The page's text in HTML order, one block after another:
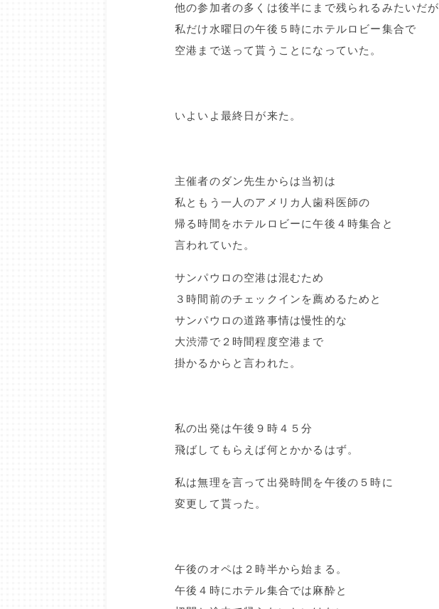
他の参加者の多くは後半にまで残られるみたいだが
私だけ水曜日の午後５時にホテルロビー集合で
空港まで送って貰うことになっていた。
いよいよ最終日が来た。
主催者のダン先生からは当初は
私ともう一人のアメリカ人歯科医師の
帰る時間をホテルロビーに午後４時集合と
言われていた。
サンパウロの空港は混むため
３時間前のチェックインを薦めるためと
サンパウロの道路事情は慢性的な
大渋滞で２時間程度空港まで
掛かるからと言われた。
私の出発は午後９時４５分
飛ばしてもらえば何とかかるはず。
私は無理を言って出発時間を午後の５時に
変更して貰った。
午後のオペは２時半から始まる。
午後４時にホテル集合では麻酔と